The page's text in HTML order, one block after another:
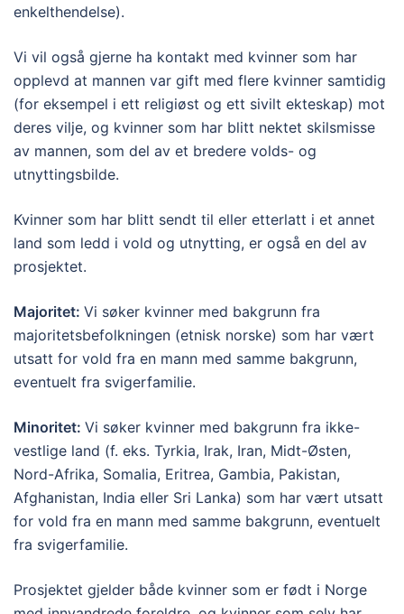
enkelthendelse).
Vi vil også gjerne ha kontakt med kvinner som har
opplevd at mannen var gift med flere kvinner samtidig
(for eksempel i ett religiøst og ett sivilt ekteskap) mot
deres vilje, og kvinner som har blitt nektet skilsmisse
av mannen, som del av et bredere volds- og
utnyttingsbilde.
Kvinner som har blitt sendt til eller etterlatt i et annet
land som ledd i vold og utnytting, er også en del av
prosjektet.
Majoritet: Vi søker kvinner med bakgrunn fra
majoritetsbefolkningen (etnisk norske) som har vært
utsatt for vold fra en mann med samme bakgrunn,
eventuelt fra svigerfamilie.
Minoritet: Vi søker kvinner med bakgrunn fra ikke-
vestlige land (f. eks. Tyrkia, Irak, Iran, Midt-Østen,
Nord-Afrika, Somalia, Eritrea, Gambia, Pakistan,
Afghanistan, India eller Sri Lanka) som har vært utsatt
for vold fra en mann med samme bakgrunn, eventuelt
fra svigerfamilie.
Prosjektet gjelder både kvinner som er født i Norge